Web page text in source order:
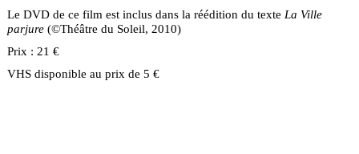
Le DVD de ce film est inclus dans la réédition du texte La Ville
parjure(©Théâtre du Soleil, 2010)
Prix : 21 €
VHS disponible au prix de 5 €